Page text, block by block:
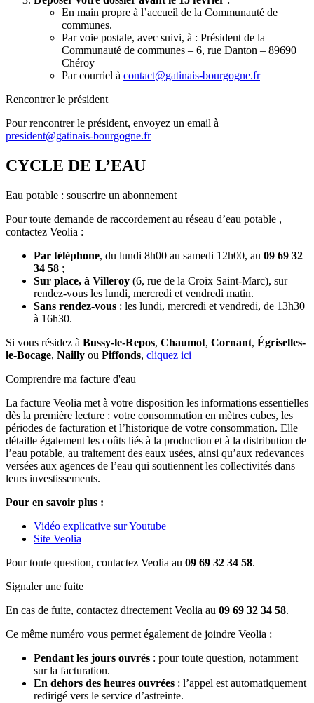
En main propre à l’accueil de la Communauté de
communes.
Par voie postale, avec suivi, à : Président de la
Communauté de communes – 6, rue Danton – 89690
Chéroy
Par courriel à contact@gatinais-bourgogne.fr
Rencontrer le président
Pour rencontrer le président, envoyez un email à
president@gatinais-bourgogne.fr
CYCLE DE L’EAU
Eau potable : souscrire un abonnement
Pour toute demande de raccordement au réseau d’eau potable ,
contactez Veolia :
Par téléphone, du lundi 8h00 au samedi 12h00, au 09 69 32
34 58 ;
Sur place, à Villeroy (6, rue de la Croix Saint-Marc), sur
rendez-vous les lundi, mercredi et vendredi matin.
Sans rendez-vous : les lundi, mercredi et vendredi, de 13h30
à 16h30.
Si vous résidez à Bussy-le-Repos, Chaumot, Cornant, Égriselles-
le-Bocage, Nailly ou Piffonds, cliquez ici
Comprendre ma facture d'eau
La facture Veolia met à votre disposition les informations essentielles
dès la première lecture : votre consommation en mètres cubes, les
périodes de facturation et l’historique de votre consommation. Elle
détaille également les coûts liés à la production et à la distribution de
l’eau potable, au traitement des eaux usées, ainsi qu’aux redevances
versées aux agences de l’eau qui soutiennent les collectivités dans
leurs investissements.
Pour en savoir plus :
Vidéo explicative sur Youtube
Site Veolia
Pour toute question, contactez Veolia au 09 69 32 34 58.
Signaler une fuite
En cas de fuite, contactez directement Veolia au 09 69 32 34 58.
Ce même numéro vous permet également de joindre Veolia :
Pendant les jours ouvrés : pour toute question, notamment
sur la facturation.
En dehors des heures ouvrées : l’appel est automatiquement
redirigé vers le service d’astreinte.